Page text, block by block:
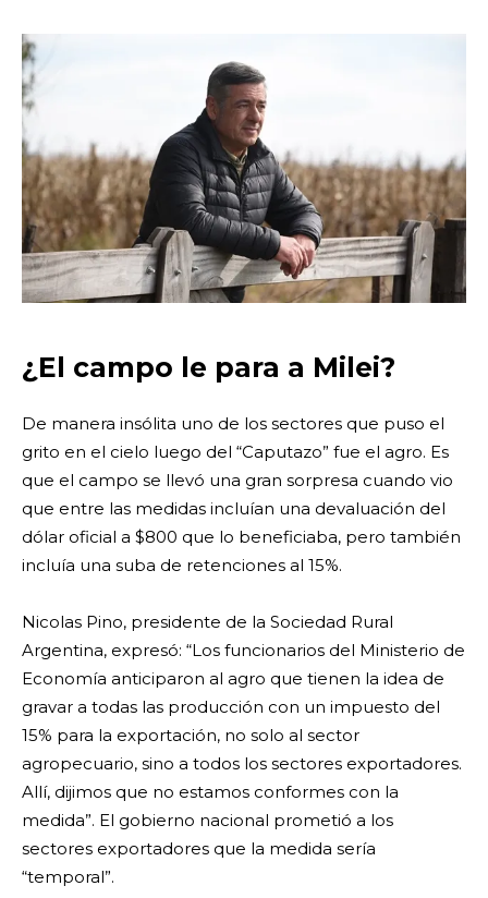
¿El campo le para a Milei?
De manera insólita uno de los sectores que puso el
grito en el cielo luego del “Caputazo” fue el agro. Es
que el campo se llevó una gran sorpresa cuando vio
que entre las medidas incluían una devaluación del
dólar oficial a $800 que lo beneficiaba, pero también
incluía una suba de retenciones al 15%.
Nicolas Pino, presidente de la Sociedad Rural
Argentina, expresó: “Los funcionarios del Ministerio de
Economía anticiparon al agro que tienen la idea de
gravar a todas las producción con un impuesto del
15% para la exportación, no solo al sector
agropecuario, sino a todos los sectores exportadores.
Allí, dijimos que no estamos conformes con la
medida”. El gobierno nacional prometió a los
sectores exportadores que la medida sería
“temporal”.